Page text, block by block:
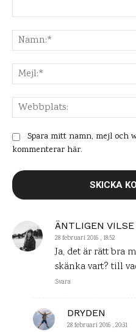
ÄNTLIGEN VILSE
28 februari 2016 , 18:52
Ja, det är rätt bra
skänka vart? till
Svara
DRYDEN
28 februari 2016 , 20:31
Spara mitt namn, mejl och
kommenterar här.